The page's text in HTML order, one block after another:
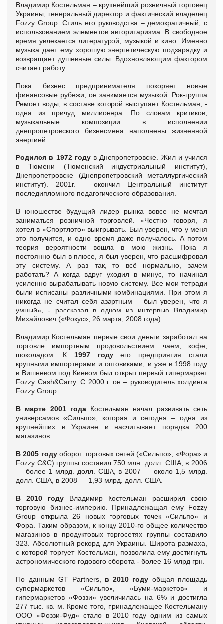
Владимир Костельман – крупнейший розничный торговец
Украины, генеральный директор и фактический владелец
Fozzy Group. Стиль его руководства – демократичный, с
использованием элементов авторитаризма. В свободное
время увлекается литературой, музыкой и кино. Именно
музыка дает ему хорошую энергетическую подзарядку и
возвращает душевные силы. Вдохновляющим фактором
считает работу.
Пока бизнес предпринимателя покоряет новые
финансовые рубежи, он занимается музыкой. Рок-группа
Ремонт воды, в составе которой выступает Костельман, -
одна из причуд миллионера. По словам критиков,
музыкальные композиции в исполнении
днепропетровского бизнесмена наполнены жизненной
энергией.
Родился в 1972 годув Днепропетровске. Жил и учился
в Тюмени (Тюменский индустриальный институт),
Днепропетровске (Днепропетровский металлургический
институт). 2001г. – окончил Центральный институт
последипломного педагогического образования.
В юношестве будущий лидер рынка вовсе не мечтал
заниматься розничной торговлей. «Честно говоря, я
хотел в «Спортлото» выигрывать. Был уверен, что у меня
это получится, и одно время даже получалось. А потом
теория вероятности вошла в мою жизнь. Пока я
постоянно был в плюсе, я был уверен, что расшифровал
эту систему. А раз так, то всё нормально, зачем
работать? А когда вдруг уходил в минус, то начинал
усиленно вырабатывать новую систему. Все мои тетради
были исписаны различными комбинациями. При этом я
никогда не считал себя азартным – был уверен, что я
умный», - рассказал в одном из интервью Владимир
Михайлович («Фокус», 26 марта, 2008 года).
Владимир Костельман первые свои деньги заработал на
торговле импортным продовольствием: чаем, кофе,
шоколадом. К 1997 годуего предприятия стали
крупными импортерами и оптовиками, и уже в 1998 году
в Вишневом под Киевом был открыт первый гипермаркет
Fozzy Cash&Carry. С 2000 г. он – руководитель холдинга
Fozzy Group.
В марте 2001 годаКостельман начал развивать сеть
универсамов «Сильпо», которая и сегодня – одна из
крупнейших в Украине и насчитывает порядка 200
магазинов.
В 2005 годуоборот торговых сетей («Сильпо», «Фора» и
Fozzy C&C) группы составил 750 млн. долл. США, в 2006
— более 1 млрд. долл. США, в 2007 — около 1,5 млрд.
долл. США, в 2008 — 1,93 млрд. долл. США.
В 2010 году Владимир Костельман расширил свою
торговую бизнес-империю. Принадлежащая ему Fozzy
Group открыла 26 новых торговых точек «Сильпо» и
Фора. Таким образом, к концу 2010-го общее количество
магазинов в продуктовых торгосетях группы составило
323. Абсолютный рекорд для Украины. Широта размаха,
с которой торгует Костельман, позволила ему достигнуть
астрономического годового оборота - более 16 млрд грн.
По данным GT Partners, в 2010 году общая площадь
супермаркетов «Сильпо», «Буми-маркетов» и
гипермаркетов «Фоззи» увеличилась на 6% и достигла
277 тыс. кв. м. Кроме того, принадлежащее Костельману
ООО «Фоззи-Фуд» стало в 2010 году одним из самых